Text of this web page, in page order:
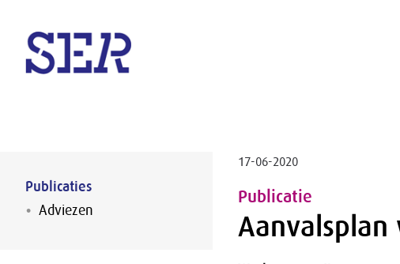
Publicaties
Adviezen
17-06-2020
Publicatie